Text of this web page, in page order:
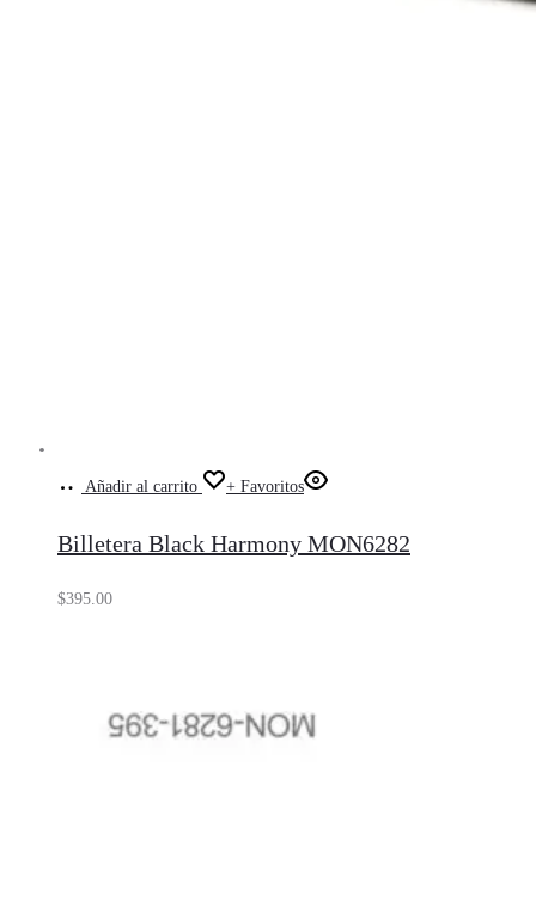
Añadir al carrito + Favoritos
Billetera Black Harmony MON6282
$395.00